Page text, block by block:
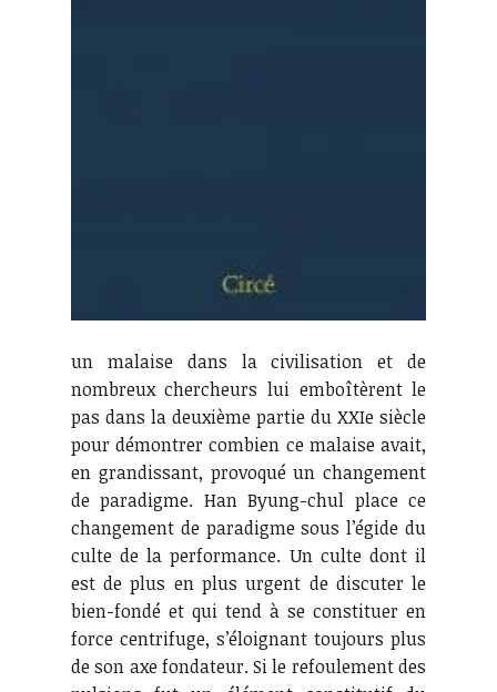
un malaise dans la civilisation et de
nombreux chercheurs lui emboîtèrent le
pas dans la deuxième partie du XXIe siècle
pour démontrer combien ce malaise avait,
en grandissant, provoqué un changement
de paradigme. Han Byung-chul place ce
changement de paradigme sous l’égide du
culte de la performance. Un culte dont il
est de plus en plus urgent de discuter le
bien-fondé et qui tend à se constituer en
force centrifuge, s’éloignant toujours plus
de son axe fondateur. Si le refoulement des